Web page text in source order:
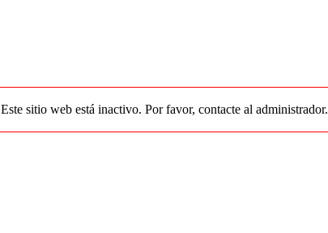
Este sitio web está inactivo. Por favor, contacte al administrador.